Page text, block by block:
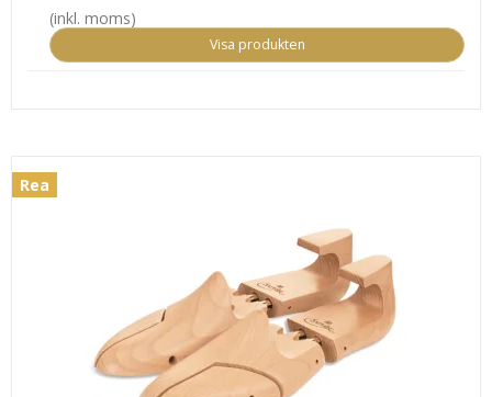
(inkl. moms)
Visa produkten
Rea